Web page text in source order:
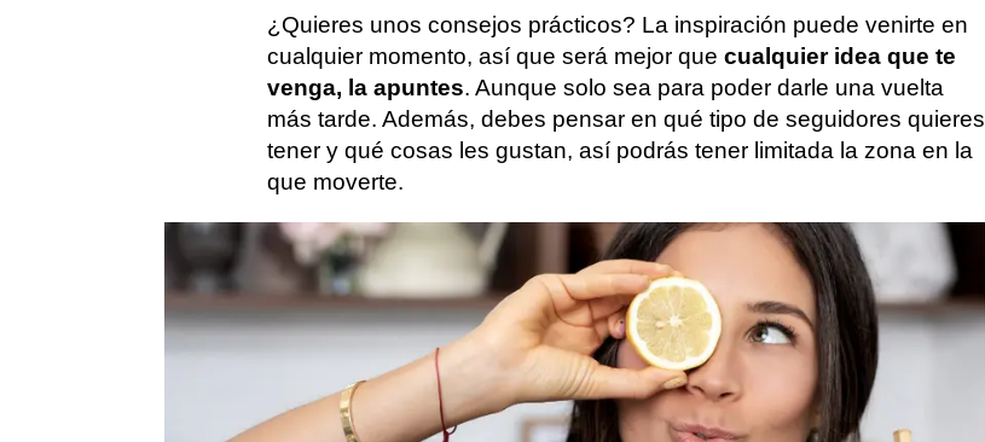
¿Quieres unos consejos prácticos? La inspiración puede venirte en
cualquier momento, así que será mejor que cualquier idea que te
venga, la apuntes. Aunque solo sea para poder darle una vuelta
más tarde. Además, debes pensar en qué tipo de seguidores quieres
tener y qué cosas les gustan, así podrás tener limitada la zona en la
que moverte.